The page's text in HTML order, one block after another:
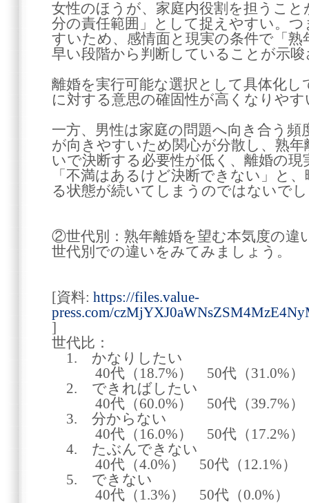
女性のほうが、家庭内役割を担うこ
分の責任範囲」として捉えやすい。
すいため、感情面と現実の条件で「
早い段階から判断していることが示
離婚を実行可能な選択として具体化
に対する意思の確固性が高くなりや
一方、男性は家庭の問題へ向き合う頻
が向きやすいため関心が分散し、熟
いで決断する必要性が低く、離婚の
「不満はあるけど決断できない」と
る状態が続いてしまうのではないで
②世代別：熟年離婚を望む本気度の違
世代別での違いをみてみましょう。
[資料: https://files.value-
press.com/
]
世代比：
1. かなりしたい
40代（18.7%） 50代（31.0%）
2. できればしたい
40代（60.0%） 50代（39.7%）
3. 分からない
40代（16.0%） 50代（17.2%）
4. たぶんできない
40代（4.0%） 50代（12.1%）
5. できない
40代（1.3%） 50代（0.0%）